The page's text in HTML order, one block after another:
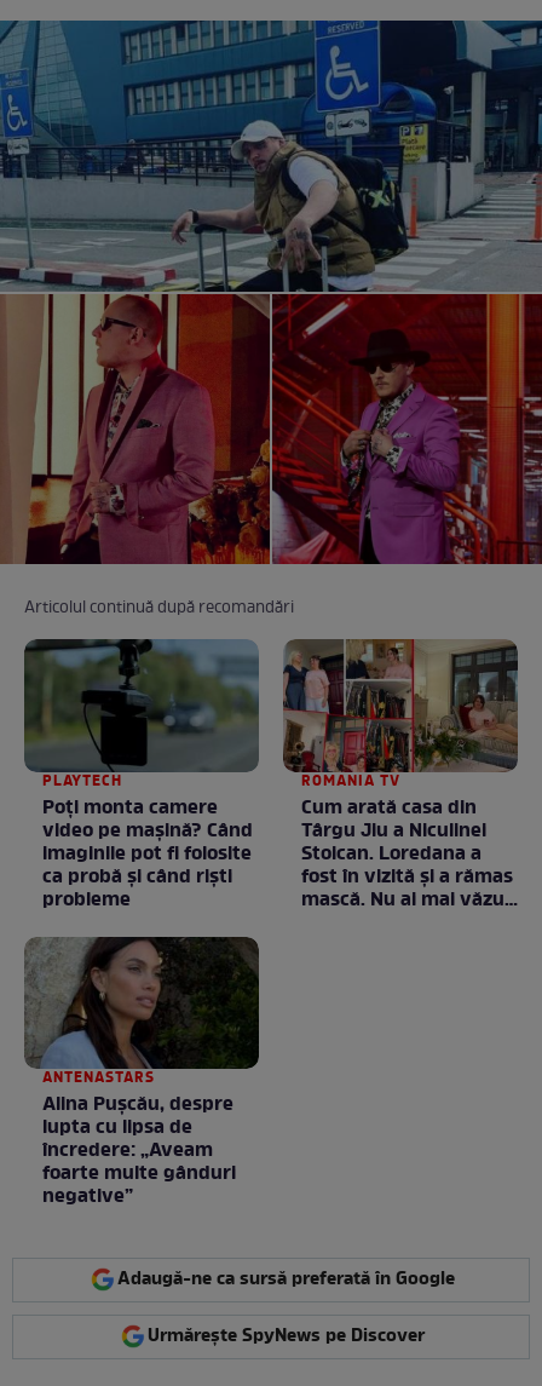
Articolul continuă după recomandări
PLAYTECH
Poți monta camere
video pe mașină? Când
imaginile pot fi folosite
ca probă și când riști
probleme
ROMANIA TV
Cum arată casa din
Târgu Jiu a Niculinei
Stoican. Loredana a
fost în vizită și a rămas
mască. Nu ai mai văzut
ANTENASTARS
Alina Pușcău, despre
lupta cu lipsa de
încredere: „Aveam
foarte multe gânduri
negative”
Adaugă-ne ca sursă preferată în Google
Urmărește SpyNews pe Discover